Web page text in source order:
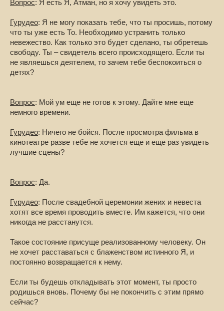
Вопрос: Я есть Я, Атман, но я хочу увидеть это.
Гурудео: Я не могу показать тебе, что ты просишь, потому
что ты уже есть То. Необходимо устранить только
невежество. Как только это будет сделано, ты обретешь
свободу. Ты – свидетель всего происходящего. Если ты
не являешься деятелем, то зачем тебе беспокоиться о
детях?
Вопрос: Мой ум еще не готов к этому. Дайте мне еще
немного времени.
Гурудео: Ничего не бойся. После просмотра фильма в
кинотеатре разве тебе не хочется еще и еще раз увидеть
лучшие сцены?
Вопрос: Да.
Гурудео: После свадебной церемонии жених и невеста
хотят все время проводить вместе. Им кажется, что они
никогда не расстанутся.
Такое состояние присуще реализованному человеку. Он
не хочет расставаться с блаженством истинного Я, и
постоянно возвращается к нему.
Если ты будешь откладывать этот момент, ты просто
родишься вновь. Почему бы не покончить с этим прямо
сейчас?